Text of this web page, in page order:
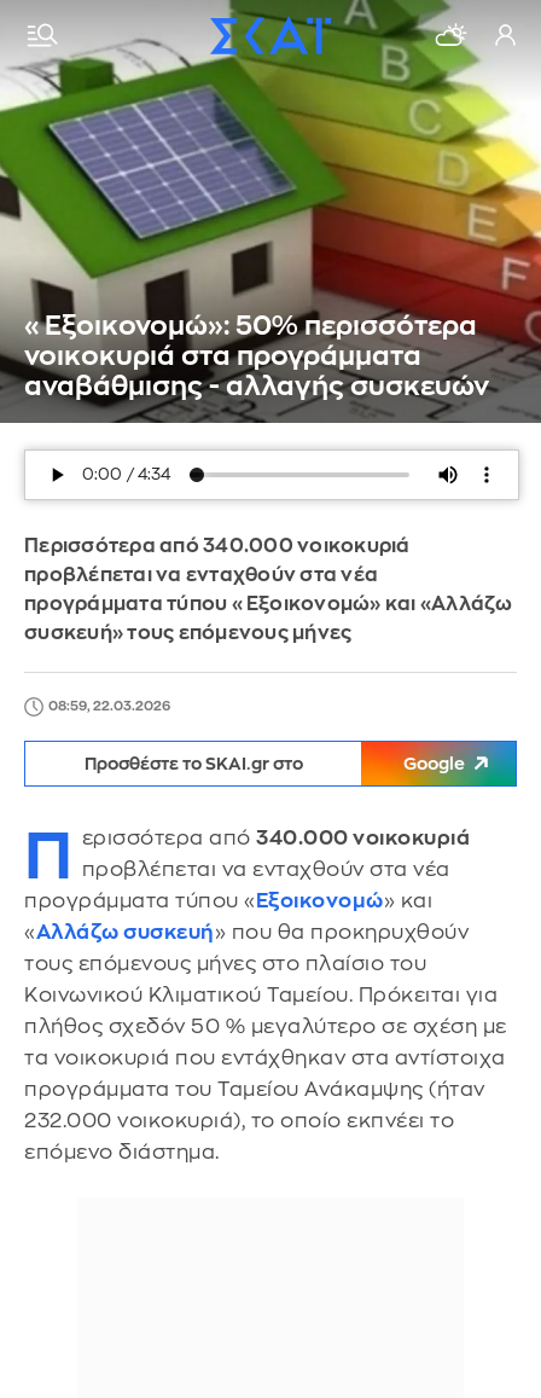
«Εξοικονομώ»: 50% περισσότερα
νοικοκυριά στα προγράμματα
αναβάθμισης - αλλαγής συσκευών
Περισσότερα από 340.000 νοικοκυριά
προβλέπεται να ενταχθούν στα νέα
προγράμματα τύπου «Εξοικονομώ» και «Αλλάζω
συσκευή» τους επόμενους μήνες
08:59, 22.03.2026
Προσθέστε το SKAI.gr στο Google
Π ερισσότερα από 340.000 νοικοκυριά
προβλέπεται να ενταχθούν στα νέα
προγράμματα τύπου « Εξοικονομώ» και
«Αλλάζω συσκευή» που θα προκηρυχθούν
τους επόμενους μήνες στο πλαίσιο του
Κοινωνικού Κλιματικού Ταμείου. Πρόκειται για
πλήθος σχεδόν 50 % μεγαλύτερο σε σχέση με
τα νοικοκυριά που εντάχθηκαν στα αντίστοιχα
προγράμματα του Ταμείου Ανάκαμψης (ήταν
232.000 νοικοκυριά), το οποίο εκπνέει το
επόμενο διάστημα.